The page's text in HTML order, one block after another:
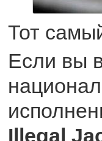
Тот
Если вы
Illegal